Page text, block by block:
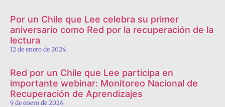
Por un Chile que Lee celebra su primer
aniversario como Red por la recuperación de la
lectura
12 de enero de 2024
Red por un Chile que Lee participa en
importante webinar: Monitoreo Nacional de
Recuperación de Aprendizajes
9 de enero de 2024